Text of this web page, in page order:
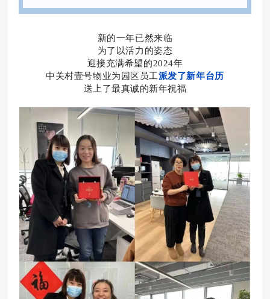
新的一年已然来临
为了以活力的姿态
迎接充满希望的2024年
中关村壹号物业为园区员工派发了新年台历
送上了最真诚的新年祝福